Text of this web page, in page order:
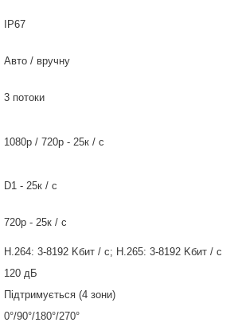
IP67
Авто / вручну
3 потоки
1080р / 720p - 25к / c
D1 - 25к / c
720р - 25к / с
H.264: 3-8192 Kбит / с; H.265: 3-8192 Kбит / с
120 дБ
Підтримується (4 зони)
0°/90°/180°/270°